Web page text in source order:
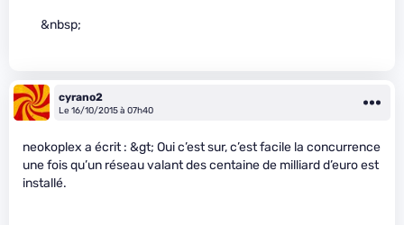
&nbsp;
cyrano2
Le 16/10/2015 à 07h40
neokoplex a écrit : &gt; Oui c’est sur, c’est facile la concurrence
une fois qu’un réseau valant des centaine de milliard d’euro est
installé.